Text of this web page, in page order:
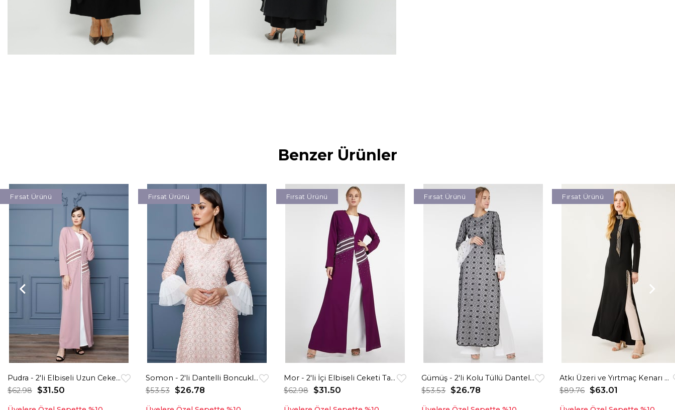
Benzer Ürünler
Pudra - 2'li Elbiseli Uzun Ceketli Taşlı Abiye Takım
$31.50
$62.98
Fırsat Ürünü
Somon - 2'li Dantelli Boncuklu Abiye Takım
$26.78
$53.53
Fırsat Ürünü
Mor - 2'li İçi Elbiseli Ceketi Taşlı Şeritli Abiye Takım
$31.50
$62.98
Fırsat Ürünü
Gümüş - 2'li Kolu Tüllü Dantel Elbiseli Pantolonlu Abiye Takım
$26.78
$53.53
Fırsat Ürünü
Atkı Üzeri ve Yırtmaç Kenarı Taş İşli Pantolonlu Şık Takım Taş
$63.01
$89.76
Fırsat Ürünü